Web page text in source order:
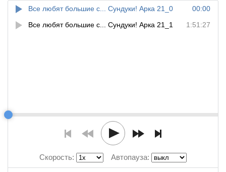
00:00
Все любят большие с... Сундуки! Арка 21_0
1:51:27
Все любят большие с... Сундуки! Арка 21_1
Скорость: Автопауза: